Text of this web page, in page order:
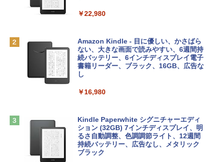
ィゴ + 3年延長 AppleCare+ for 13インチ
￥162,598
tomtoc 360°保護 15.6 16インチ パソコ
ンケース Dell NEC Lavie ASUS HP dyna
Apple 2026 MacBook Air M5チップ搭載
13インチノートブック：AIとApple Intell
igence、13.6インチLiquid Retinaディ
スプレイ、24GBユニファイドメモリ、1
￥1,300
Microsoft Office Home & Business 202
4(最新 永続版)|オンラインコード版|Wind
ows11、10/mac対応|PC2台
￥39,582
インゲームコード】 ロブロックス | オン
ラインコード版
￥3,200
出す プロンプトの言葉 AI画像生成シリー
ズ (はぴーイラストLabo)
￥480
ClaudeCode いちばんやさしい 教科書:
にもKindle出版にも！ 非エンジニアのた
めのAIコーディング入門シリーズ
￥99
￥22,980
Amazon Kindle - 目に優しい、かさばら
ない、大きな画面で読みやすい、6週間持
続バッテリー、6インチディスプレイ電子
書籍リーダー、ブラック、16GB、広告な
し
￥16,980
Kindle Paperwhite シグニチャーエディ
ション (32GB) 7インチディスプレイ、明
るさ自動調整、色調調節ライト、12週間
持続バッテリー、広告なし、メタリック
ブラック